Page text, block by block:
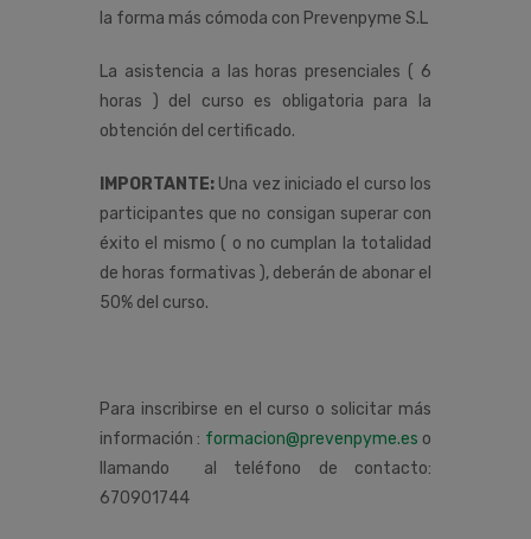
la forma más cómoda con Prevenpyme S.L
La asistencia a las horas presenciales ( 6
horas ) del curso es obligatoria para la
obtención del certificado.
IMPORTANTE: Una vez iniciado el curso los
participantes que no consigan superar con
éxito el mismo ( o no cumplan la totalidad
de horas formativas ), deberán de abonar el
50% del curso.
Para inscribirse en el curso o solicitar más
información : formacion@prevenpyme.es o
llamando al teléfono de contacto:
670901744